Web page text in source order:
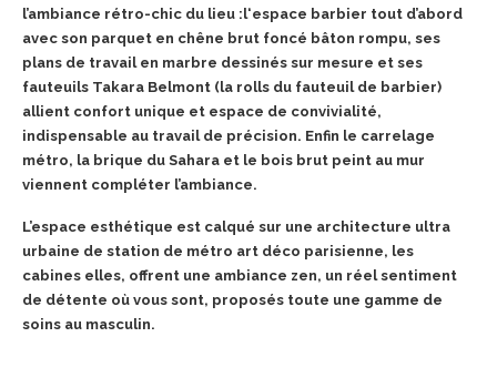
l’ambiance rétro-chic du lieu :l‘espace barbier tout d’abord
avec son parquet en chêne brut foncé bâton rompu, ses
plans de travail en marbre dessinés sur mesure et ses
fauteuils Takara Belmont (la rolls du fauteuil de barbier)
allient confort unique et espace de convivialité,
indispensable au travail de précision. Enfin le carrelage
métro, la brique du Sahara et le bois brut peint au mur
viennent compléter l’ambiance.
L’espace esthétique est calqué sur une architecture ultra
urbaine de station de métro art déco parisienne, les
cabines elles, offrent une ambiance zen, un réel sentiment
de détente où vous sont, proposés toute une gamme de
soins au masculin.